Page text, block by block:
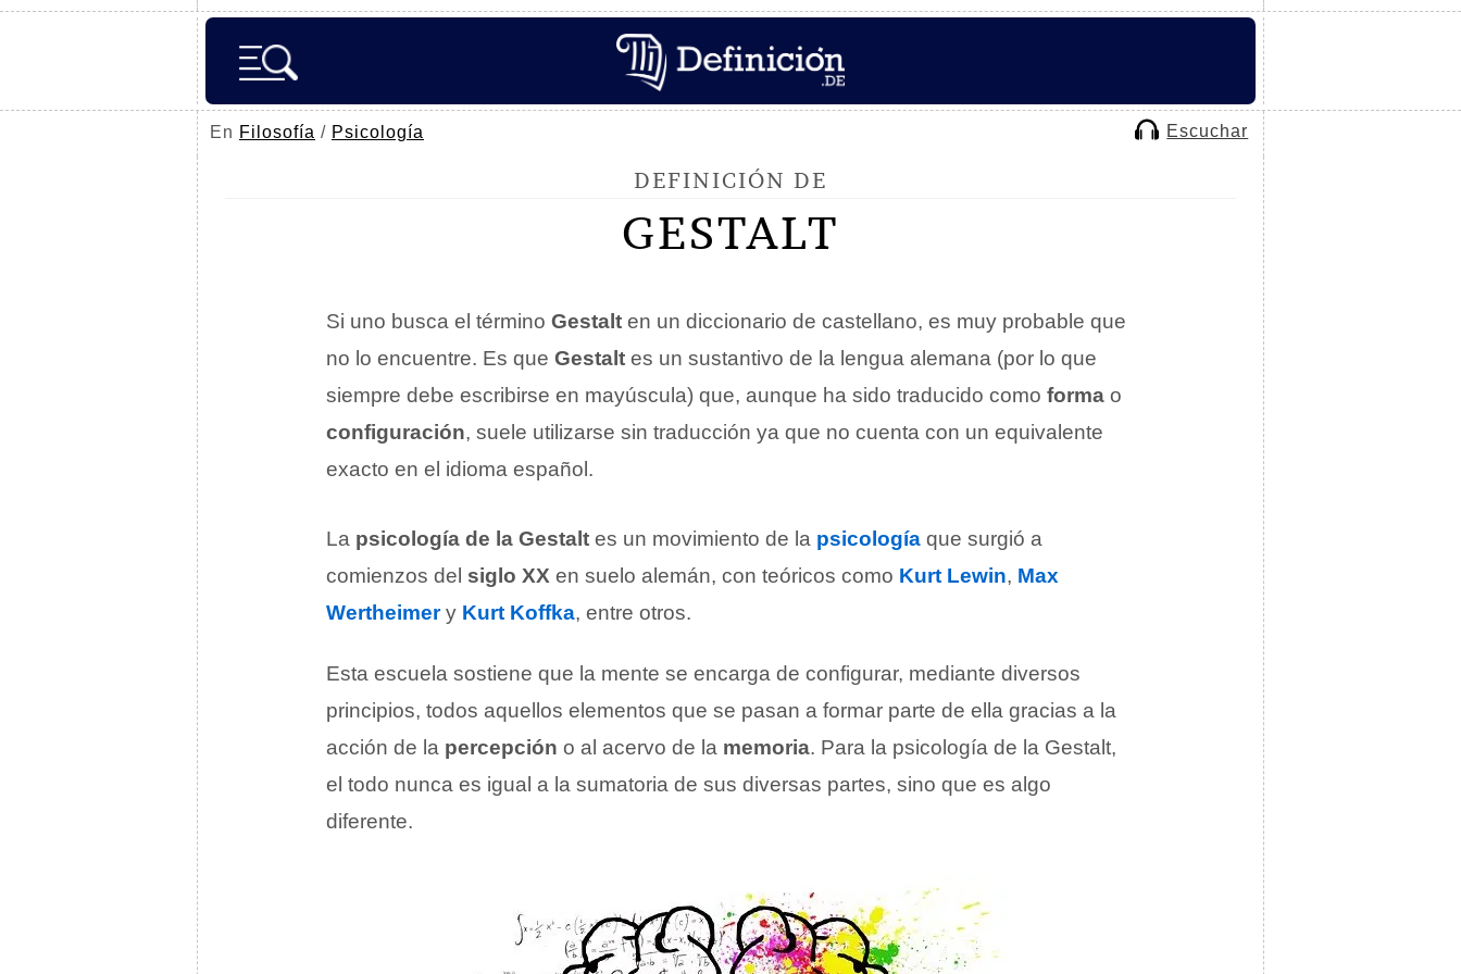
En Filosofía / Psicología Escuchar
DEFINICIÓN DE
GESTALT
Si uno busca el término Gestalt en un diccionario de castellano, es muy probable que
no lo encuentre. Es que Gestalt es un sustantivo de la lengua alemana (por lo que
siempre debe escribirse en mayúscula) que, aunque ha sido traducido como forma o
configuración, suele utilizarse sin traducción ya que no cuenta con un equivalente
exacto en el idioma español.
La psicología de la Gestalt es un movimiento de la psicología que surgió a
comienzos del siglo XX en suelo alemán, con teóricos como Kurt Lewin, Max
Wertheimery Kurt Koffka, entre otros.
Esta escuela sostiene que la mente se encarga de configurar, mediante diversos
principios, todos aquellos elementos que se pasan a formar parte de ella gracias a la
acción de la percepción o al acervo de la memoria. Para la psicología de la Gestalt,
el todo nunca es igual a la sumatoria de sus diversas partes, sino que es algo
diferente.